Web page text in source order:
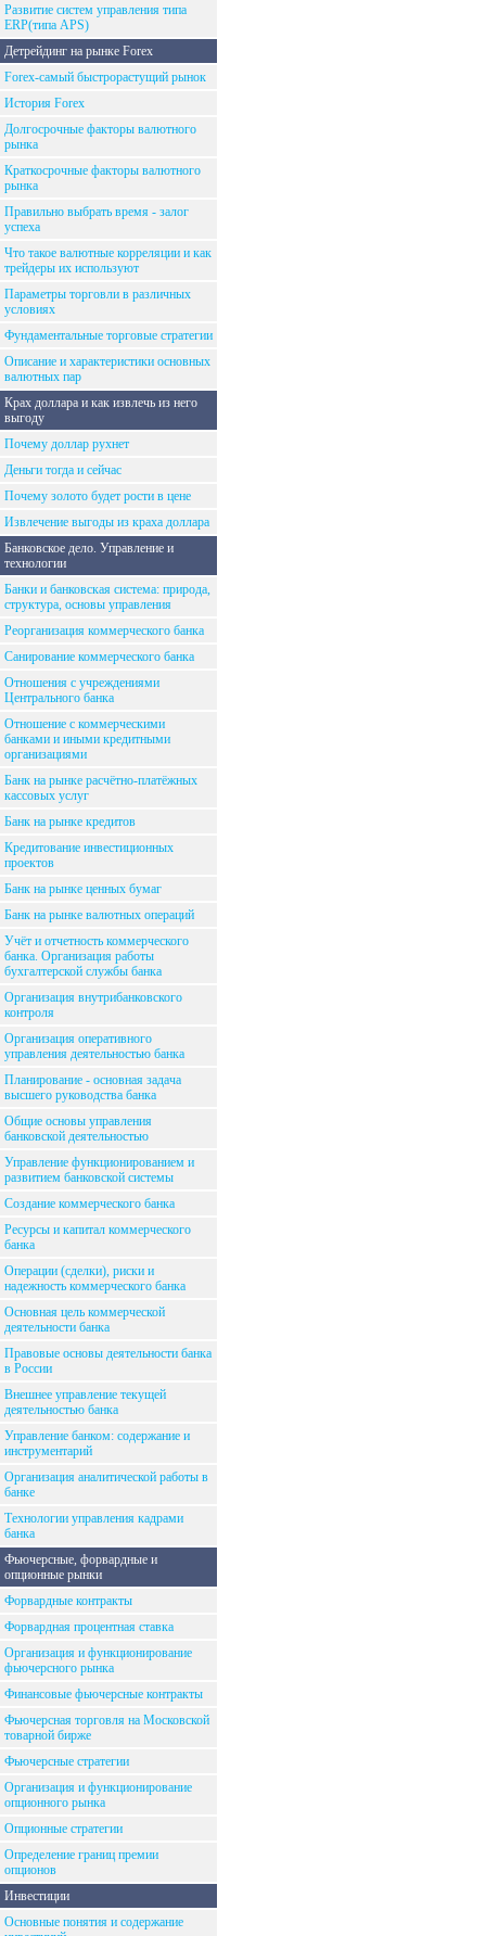
Развитие систем управления типа
ERP(типа APS)
Детрейдинг на рынке Forex
Forex-самый быстрорастущий рынок
История Forex
Долгосрочные факторы валютного
рынка
Краткосрочные факторы валютного
рынка
Правильно выбрать время - залог
успеха
Что такое валютные корреляции и как
трейдеры их используют
Параметры торговли в различных
условиях
Фундаментальные торговые стратегии
Описание и характеристики основных
валютных пар
Крах доллара и как извлечь из него
выгоду
Почему доллар рухнет
Деньги тогда и сейчас
Почему золото будет рости в цене
Извлечение выгоды из краха доллара
Банковское дело. Управление и
технологии
Банки и банковская система: природа,
структура, основы управления
Реорганизация коммерческого банка
Санирование коммерческого банка
Отношения с учреждениями
Центрального банка
Отношение с коммерческими
банками и иными кредитными
организациями
Банк на рынке расчётно-платёжных
кассовых услуг
Банк на рынке кредитов
Кредитование инвестиционных
проектов
Банк на рынке ценных бумаг
Банк на рынке валютных операций
Учёт и отчетность коммерческого
банка. Организация работы
бухгалтерской службы банка
Организация внутрибанковского
контроля
Организация оперативного
управления деятельностью банка
Планирование - основная задача
высшего руководства банка
Общие основы управления
банковской деятельностью
Управление функционированием и
развитием банковской системы
Создание коммерческого банка
Ресурсы и капитал коммерческого
банка
Операции (сделки), риски и
надежность коммерческого банка
Основная цель коммерческой
деятельности банка
Правовые основы деятельности банка
в России
Внешнее управление текущей
деятельностью банка
Управление банком: содержание и
инструментарий
Организация аналитической работы в
банке
Технологии управления кадрами
банка
Фьючерсные, форвардные и
опционные рынки
Форвардные контракты
Форвардная процентная ставка
Организация и функционирование
фьючерсного рынка
Финансовые фьючерсные контракты
Фьючерсная торговля на Московской
товарной бирже
Фьючерсные стратегии
Организация и функционирование
опционного рынка
Опционные стратегии
Определение границ премии
опционов
Инвестиции
Основные понятия и содержание